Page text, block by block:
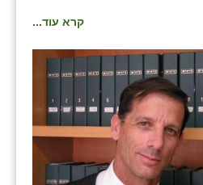
קרא עוד...